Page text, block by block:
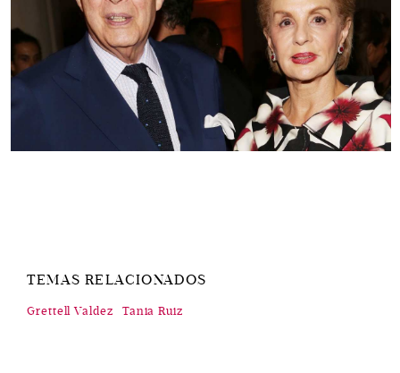
TEMAS RELACIONADOS
Grettell Valdez Tania Ruiz